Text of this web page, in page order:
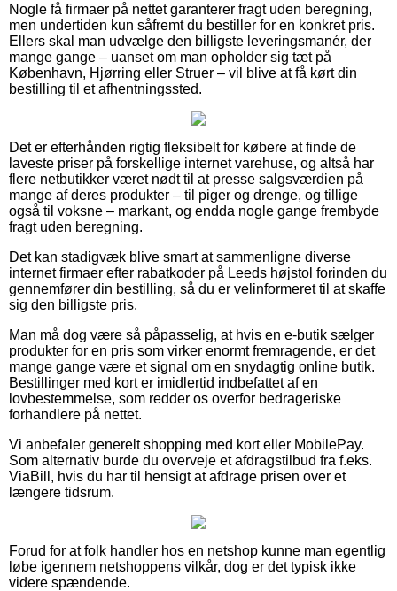
Nogle få firmaer på nettet garanterer fragt uden beregning,
men undertiden kun såfremt du bestiller for en konkret pris.
Ellers skal man udvælge den billigste leveringsmanér, der
mange gange – uanset om man opholder sig tæt på
København, Hjørring eller Struer – vil blive at få kørt din
bestilling til et afhentningssted.
Det er efterhånden rigtig fleksibelt for købere at finde de
laveste priser på forskellige internet varehuse, og altså har
flere netbutikker været nødt til at presse salgsværdien på
mange af deres produkter – til piger og drenge, og tillige
også til voksne – markant, og endda nogle gange frembyde
fragt uden beregning.
Det kan stadigvæk blive smart at sammenligne diverse
internet firmaer efter rabatkoder på Leeds højstol forinden du
gennemfører din bestilling, så du er velinformeret til at skaffe
sig den billigste pris.
Man må dog være så påpasselig, at hvis en e-butik sælger
produkter for en pris som virker enormt fremragende, er det
mange gange være et signal om en snydagtig online butik.
Bestillinger med kort er imidlertid indbefattet af en
lovbestemmelse, som redder os overfor bedrageriske
forhandlere på nettet.
Vi anbefaler generelt shopping med kort eller MobilePay.
Som alternativ burde du overveje et afdragstilbud fra f.eks.
ViaBill, hvis du har til hensigt at afdrage prisen over et
længere tidsrum.
Forud for at folk handler hos en netshop kunne man egentlig
løbe igennem netshoppens vilkår, dog er det typisk ikke
videre spændende.